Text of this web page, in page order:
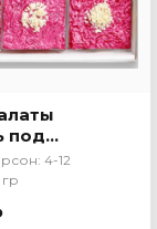
под
4-12